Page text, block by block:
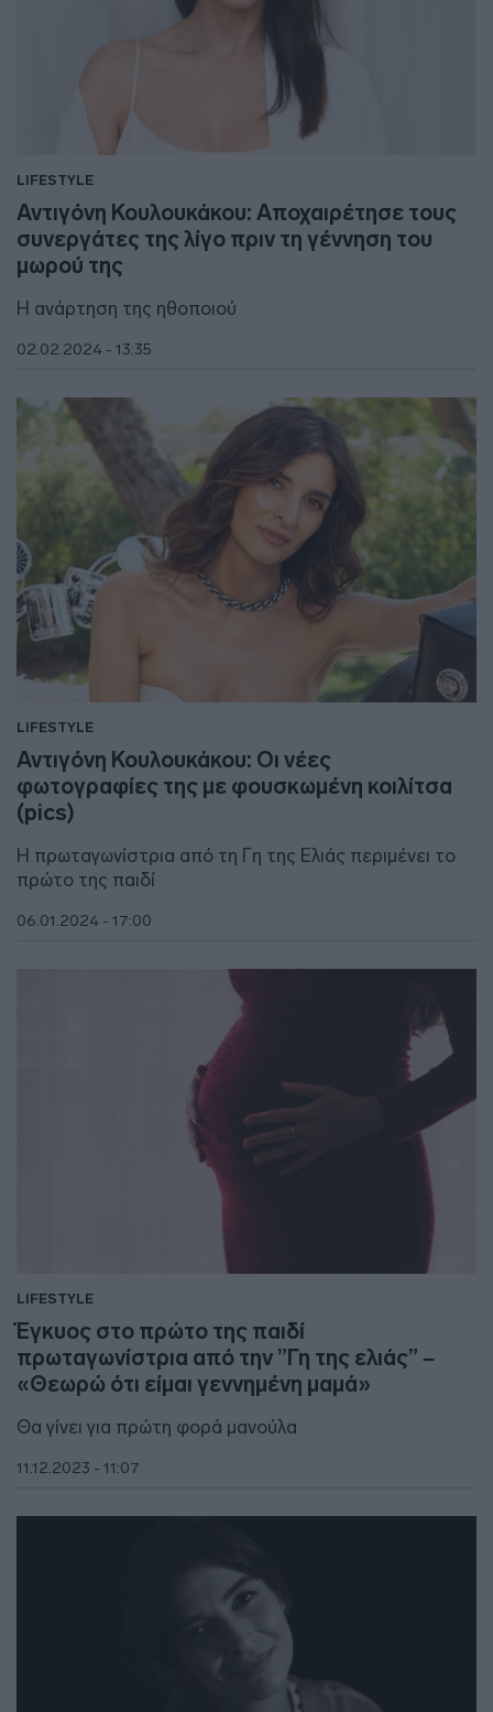
LIFESTYLE
Αντιγόνη Κουλουκάκου: Αποχαιρέτησε τους
συνεργάτες της λίγο πριν τη γέννηση του
μωρού της
Η ανάρτηση της ηθοποιού
02.02.2024 - 13:35
LIFESTYLE
Αντιγόνη Κουλουκάκου: Οι νέες
φωτογραφίες της με φουσκωμένη κοιλίτσα
(pics)
Η πρωταγωνίστρια από τη Γη της Ελιάς περιμένει το
πρώτο της παιδί
06.01.2024 - 17:00
LIFESTYLE
Έγκυος στο πρώτο της παιδί
πρωταγωνίστρια από την ”Γη της ελιάς” –
«Θεωρώ ότι είμαι γεννημένη μαμά»
Θα γίνει για πρώτη φορά μανούλα
11.12.2023 - 11:07